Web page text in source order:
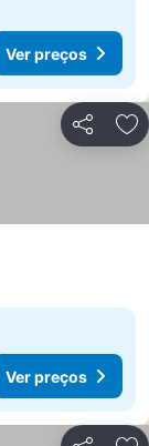
Ver preços
Partilhar
Ver preços